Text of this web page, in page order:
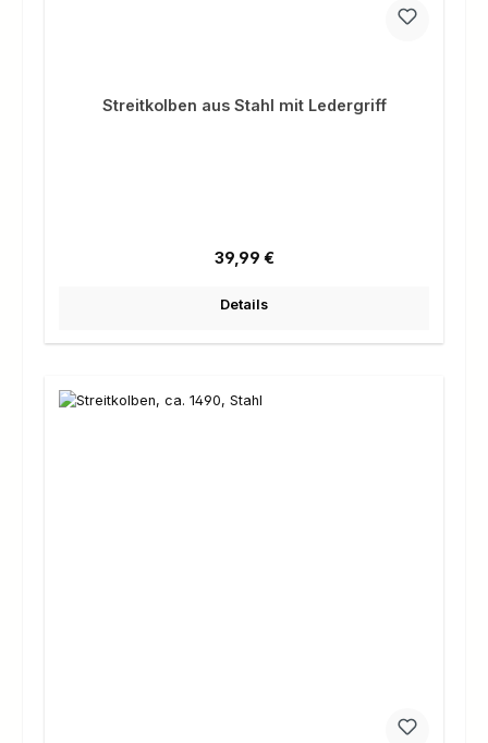
Streitkolben aus Stahl mit Ledergriff
Regulärer Preis:
39,99 €
Details